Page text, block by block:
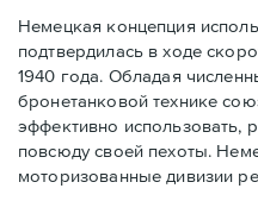
Немецкая концепция
подтвердилась в ходе
1940 года. Обладая
бронетанковой технике
эффективно использовать,
повсюду своей пехоты.
моторизованные дивизии